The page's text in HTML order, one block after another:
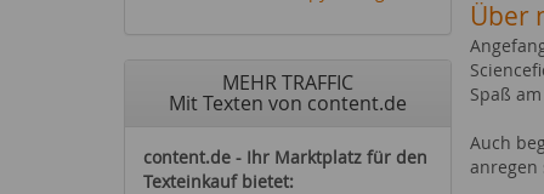
MEHR TRAFFIC
Mit Texten von content.de
content.de - Ihr Marktplatz für den
Texteinkauf bietet:
Über
Spaß
Auch
anregen